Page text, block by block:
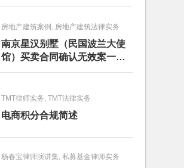
房地产建筑案例, 房地产建筑法律实务
南京星汉别墅（民国波兰大使
馆）买卖合同确认无效案一审
判决书
TMT律师实务, TMT法律实务
电商积分合规简述
杨春宝律师演讲集, 私募基金律师实务